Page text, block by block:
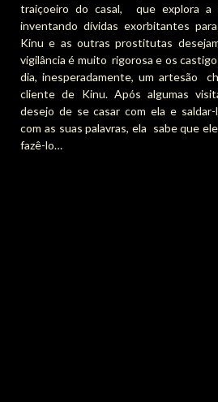
traiçoeiro do casal, que explora a
inventando dívidas exorbitantes
Kinu e as outras prostitutas
vigilância é muito rigorosa e os
dia, inesperadamente, um artesão
cliente de Kinu. Após algumas
desejo de se casar com ela e saldar-
com as suas palavras, ela sabe que
fazê-lo…